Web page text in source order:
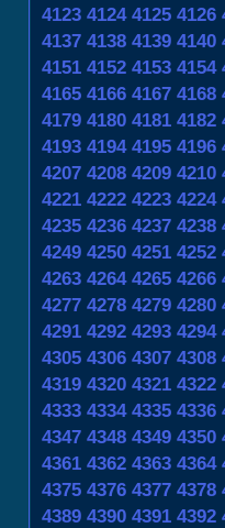
4123 4124 4125 4126
4137 4138 4139 4140
4151 4152 4153 4154
4165 4166 4167 4168
4179 4180 4181 4182
4193 4194 4195 4196
4207 4208 4209 4210
4221 4222 4223 4224
4235 4236 4237 4238
4249 4250 4251 4252
4263 4264 4265 4266
4277 4278 4279 4280
4291 4292 4293 4294
4305 4306 4307 4308
4319 4320 4321 4322
4333 4334 4335 4336
4347 4348 4349 4350
4361 4362 4363 4364
4375 4376 4377 4378
4389 4390 4391 4392